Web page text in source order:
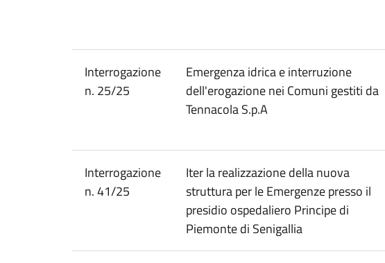
Interrogazione
n. 25/25
Emergenza idrica e interruzione
dell'erogazione nei Comuni gestiti da
Tennacola S.p.A
Interrogazione
n. 41/25
Iter la realizzazione della nuova
struttura per le Emergenze presso il
presidio ospedaliero Principe di
Piemonte di Senigallia